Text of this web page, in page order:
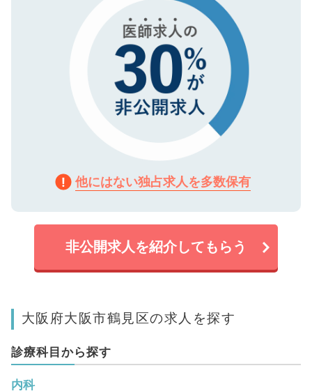
他にはない独占求人を多数保有
非公開求人を紹介してもらう
大阪府大阪市鶴見区の求人を探す
診療科目から探す
内科